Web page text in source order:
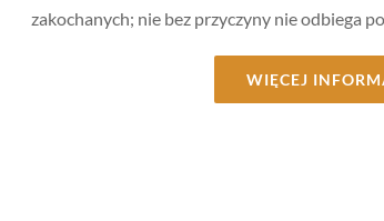
zakochanych; nie bez przyczyny nie odbiega
WIĘCEJ